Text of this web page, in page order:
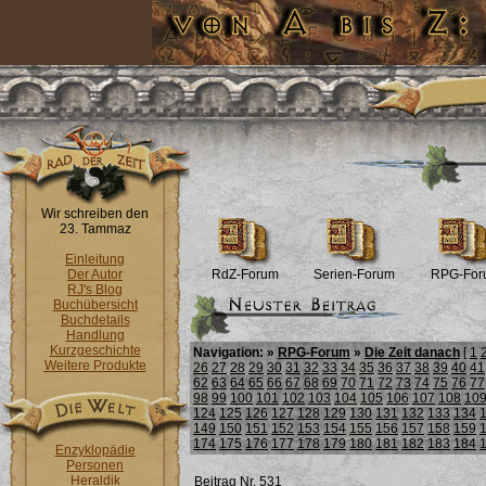
Wir schreiben den
23. Tammaz
Einleitung
Der Autor
RJ's Blog
Buchübersicht
Buchdetails
Handlung
Kurzgeschichte
Weitere Produkte
Enzyklopädie
Personen
Heraldik
RdZ-Forum Serien-Forum RPG-
Navigation: » RPG-Forum » Die Zeit danach [1
26 27 28 29 30 31 32 33 34 35 36 37 38 39 40 41
62 63 64 65 66 67 68 69 70 71 72 73 74 75 76 77
98 99 100 101 102 103 104 105 106 107 108 109
124 125 126 127 128 129 130 131 132 133 134
149 150 151 152 153 154 155 156 157 158 159
174 175 176 177 178 179 180 181 182 183 184
Beitrag Nr. 531